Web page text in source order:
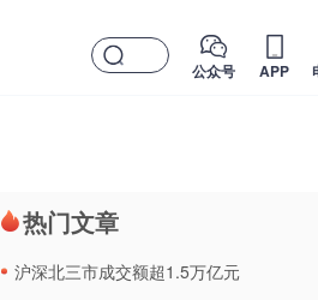
公众号 APP
热门文章
​沪深北三市成交额超1.5万亿元